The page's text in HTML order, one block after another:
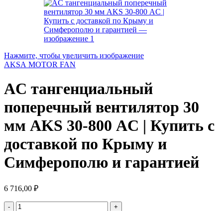
Нажмите, чтобы увеличить изображение
AKSA MOTOR FAN
AC тангенциальный
поперечный вентилятор 30
мм AKS 30-800 AC | Купить с
доставкой по Крыму и
Симферополю и гарантией
6 716,00 ₽